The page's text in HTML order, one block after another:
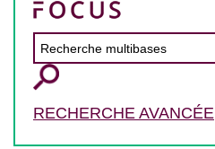
RECHERCHE AVANCÉE